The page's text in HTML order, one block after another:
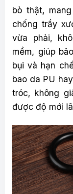
bò thật,
chống trầy
vừa phải,
mềm, giúp
bụi và hạn
bao da PU
tróc, không
được độ mới